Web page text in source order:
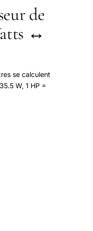
de
↔
se calculent
W, 1 HP =